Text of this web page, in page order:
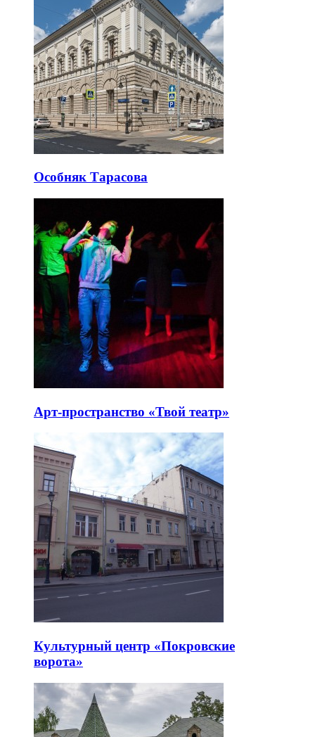
Особняк Тарасова
Арт-пространство «Твой театр»
Культурный центр «Покровские
ворота»